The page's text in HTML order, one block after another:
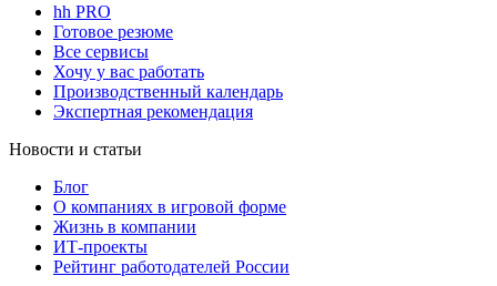
hh PRO
Готовое резюме
Все сервисы
Хочу у вас работать
Производственный календарь
Экспертная рекомендация
Новости и статьи
Блог
О компаниях в игровой форме
Жизнь в компании
ИТ-проекты
Рейтинг работодателей России